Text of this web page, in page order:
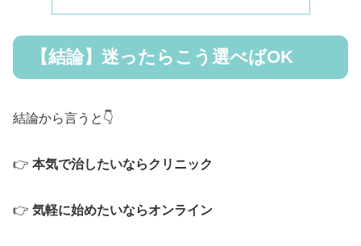
【結論】迷ったらこう選べばOK
結論から言うと👇
👉 本気で治したいならクリニック
👉 気軽に始めたいならオンライン